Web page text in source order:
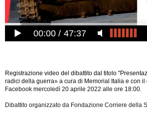
00:00 47:37
Registrazione video del dibattito dal titolo
radici della guerra» a cura di Memorial Italia e con
Facebook mercoledì 20 aprile 2022 alle ore 18:00.
Dibattito organizzato da Fondazione Corriere della